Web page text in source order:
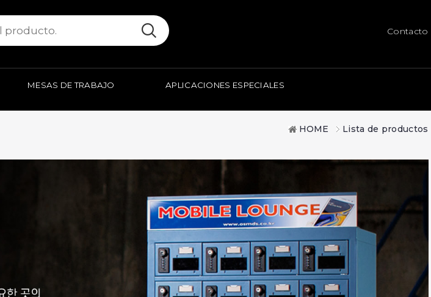
Contacto
MESAS DE TRABAJO APLICACIONES ESPECIALES
HOME Lista de productos